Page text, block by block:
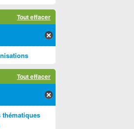
Tout effacer
Tout effacer